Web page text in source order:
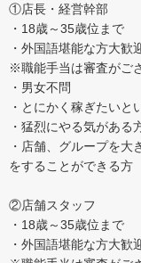
①店長・経営幹部
・18歳～35歳位まで
・外国語堪能な方大歓
※職能手当は審査がご
・男女不問
・とにかく稼ぎたいと
・猛烈にやる気がある
・店舗、グループを
をすることができる方
②店舗スタッフ
・18歳～35歳位まで
・外国語堪能な方大歓